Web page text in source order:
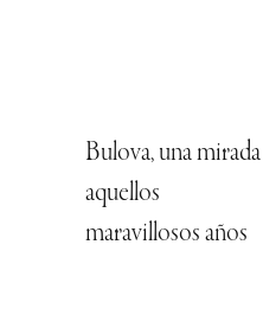
Bulova, una
aquellos
maravillosos años